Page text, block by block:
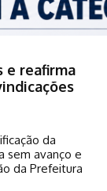
e reafirma
da
sem avanço e
da Prefeitura